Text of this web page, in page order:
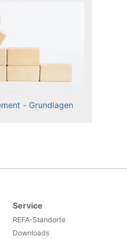
- Grundlagen
Service
REFA-Standorte
Downloads